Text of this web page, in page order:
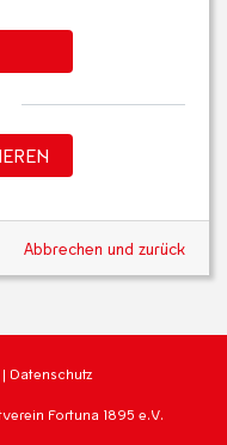
Abbrechen und zurück
| Datenschutz
Fortuna 1895 e.V.